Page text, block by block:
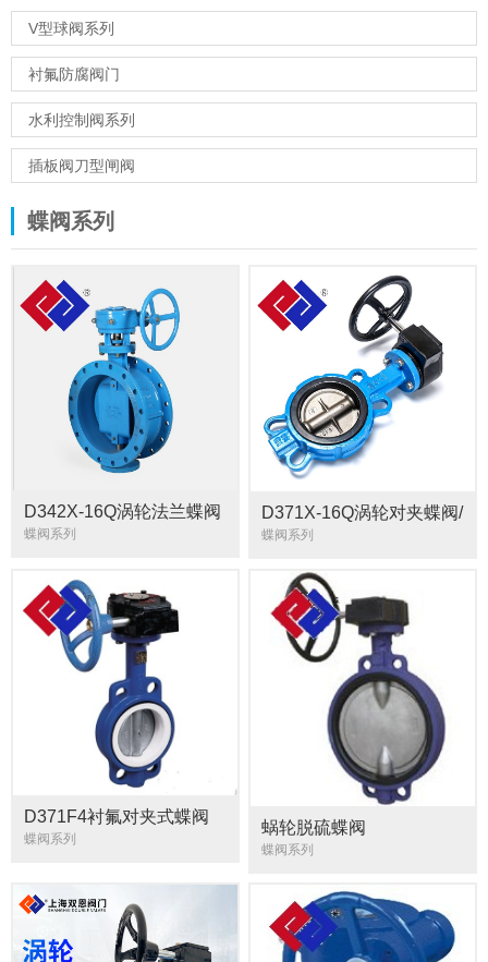
V型球阀系列
衬氟防腐阀门
水利控制阀系列
插板阀刀型闸阀
蝶阀系列
D342X-16Q涡轮法兰蝶阀
蝶阀系列
D371X-16Q涡轮对夹蝶阀/
手动蝶阀涡轮蜗杆蝶阀
蝶阀系列
D371F4衬氟对夹式蝶阀
蝶阀系列
蜗轮脱硫蝶阀
蝶阀系列